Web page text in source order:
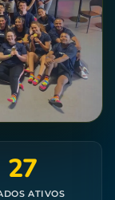
27
ATIVOS